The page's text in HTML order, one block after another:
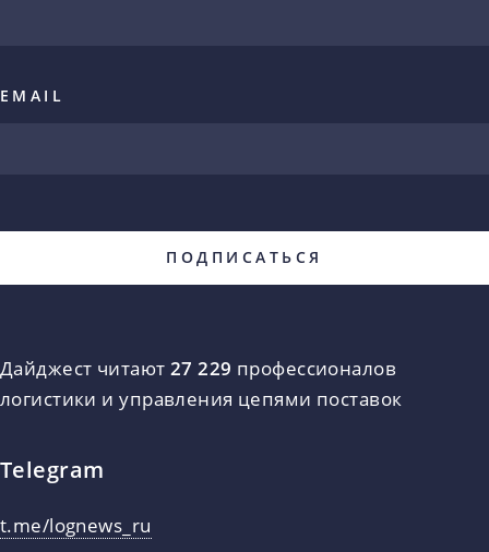
EMAIL
Дайджест читают 27 229 профессионалов
логистики и управления цепями поставок
Telegram
t.me/lognews_ru